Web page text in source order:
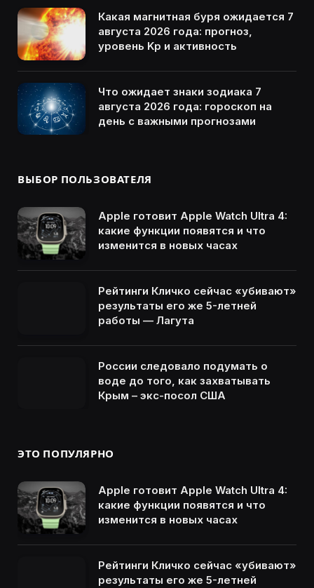
Какая магнитная буря ожидается 7
августа 2026 года: прогноз,
уровень Kp и активность
Что ожидает знаки зодиака 7
августа 2026 года: гороскоп на
день с важными прогнозами
ВЫБОР ПОЛЬЗОВАТЕЛЯ
Apple готовит Apple Watch Ultra 4:
какие функции появятся и что
изменится в новых часах
Рейтинги Кличко сейчас «убивают»
результаты его же 5-летней
работы — Лагута
России следовало подумать о
воде до того, как захватывать
Крым – экс-посол США
ЭТО ПОПУЛЯРНО
Apple готовит Apple Watch Ultra 4:
какие функции появятся и что
изменится в новых часах
Рейтинги Кличко сейчас «убивают»
результаты его же 5-летней